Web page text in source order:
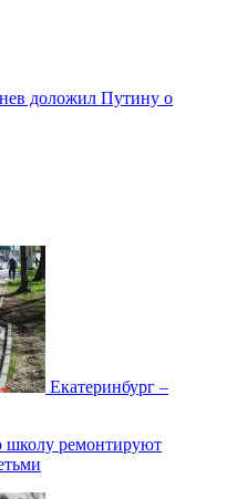
доложил Путину о
Екатеринбург –
школу ремонтируют